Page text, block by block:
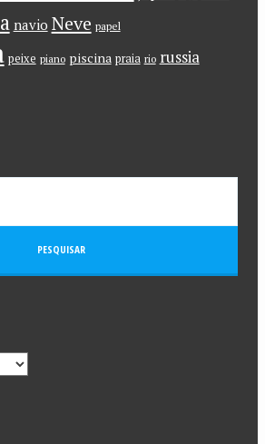
navio Neve papel
peixe piano piscina praia rio russia